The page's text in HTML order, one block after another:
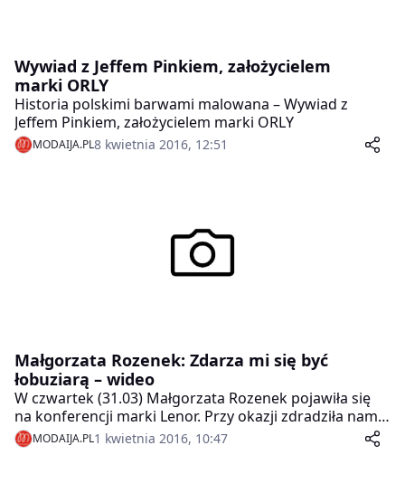
Wywiad z Jeffem Pinkiem, założycielem
marki ORLY
Historia polskimi barwami malowana – Wywiad z
Jeffem Pinkiem, założycielem marki ORLY
MODAIJA.PL8 kwietnia 2016, 12:51
Małgorzata Rozenek: Zdarza mi się być
łobuziarą – wideo
W czwartek (31.03) Małgorzata Rozenek pojawiła się
na konferencji marki Lenor. Przy okazji zdradziła nam
co nieco na temat swojego programu „Projekt Lady”.
MODAIJA.PL1 kwietnia 2016, 10:47